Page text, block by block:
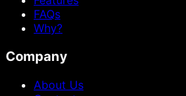
FAQs
Why?
Company
About Us